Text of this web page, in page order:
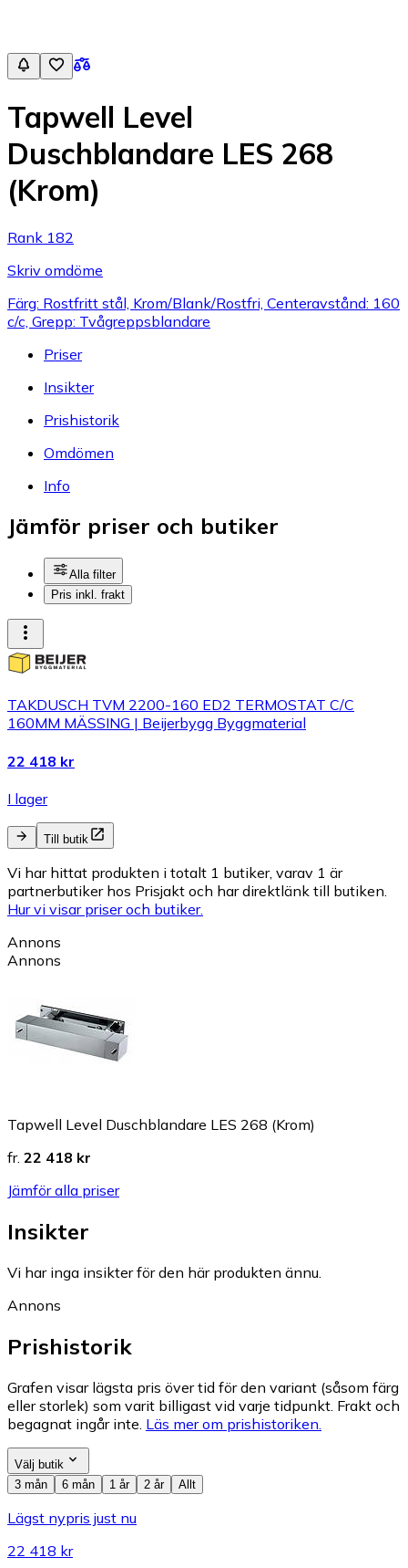
Tapwell Level
Duschblandare LES 268
(Krom)
Rank 182
Skriv omdöme
Färg: Rostfritt stål, Krom/Blank/Rostfri, Centeravstånd: 160
c/c, Grepp: Tvågreppsblandare
Priser
Insikter
Prishistorik
Omdömen
Info
Jämför priser och butiker
Alla filter
Pris inkl. frakt
TAKDUSCH TVM 2200-160 ED2 TERMOSTAT C/C
160MM MÄSSING | Beijerbygg Byggmaterial
22 418 kr
I lager
Till butik
Vi har hittat produkten i totalt 1 butiker, varav 1 är
partnerbutiker hos Prisjakt och har direktlänk till butiken.
Hur vi visar priser och butiker.
Annons
Annons
Tapwell Level Duschblandare LES 268 (Krom)
fr. 22 418 kr
Jämför alla priser
Insikter
Vi har inga insikter för den här produkten ännu.
Annons
Prishistorik
Grafen visar lägsta pris över tid för den variant (såsom färg
eller storlek) som varit billigast vid varje tidpunkt. Frakt och
begagnat ingår inte. Läs mer om prishistoriken.
Välj butik
3 mån
6 mån 1 år 2 år Allt
Lägst nypris just nu
22 418 kr